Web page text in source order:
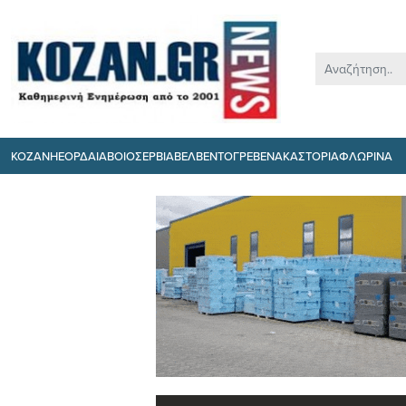
ΚΟΖΑΝΗΕΟΡΔΑΙΑΒΟΙΟΣΕΡΒΙΑΒΕΛΒΕΝΤΟΓΡΕΒΕΝΑΚΑΣΤΟΡΙΑΦΛΩΡΙΝΑ